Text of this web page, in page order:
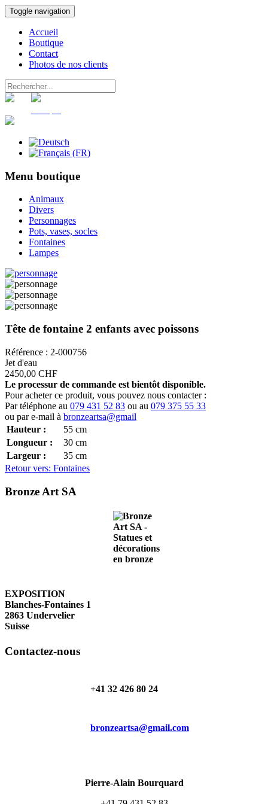
Toggle navigation
Accueil
Boutique
Contact
Photos de nos clients
Menu boutique
Animaux
Divers
Personnages
Pots, vases, socles
Fontaines
Lampes
Tête de fontaine 2 enfants avec poissons
Référence : 2-000756
Jet d'eau
2450,00 CHF
Le processur de commande est bientôt disponible.
Pour acheter ce produit, vous pouvez nous contacter :
Par téléphone au 079 431 52 83 ou au 079 375 55 33
ou par e-mail à bronzeartsa@gmail
Hauteur :
55 cm
Longueur :
30 cm
Largeur :
35 cm
Retour vers: Fontaines
Bronze Art SA
EXPOSITION
Blanches-Fontaines 1
2863 Undervelier
Suisse
Contactez-nous
+41 32 426 80 24
bronzeartsa@gmail.com
Pierre-Alain Bourquard